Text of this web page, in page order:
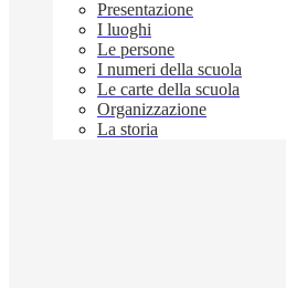
Presentazione
I luoghi
Le persone
I numeri della scuola
Le carte della scuola
Organizzazione
La storia